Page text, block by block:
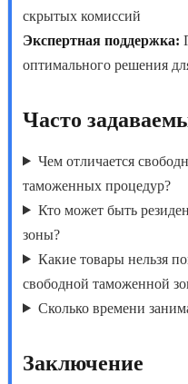
скрытых комиссий
Экспертная поддержка:
оптимального решения
Часто
Чем отличается
таможенных процедур?
Кто может быть
зоны?
Какие товары нельзя
свободной таможенной
Сколько времени
Заключение